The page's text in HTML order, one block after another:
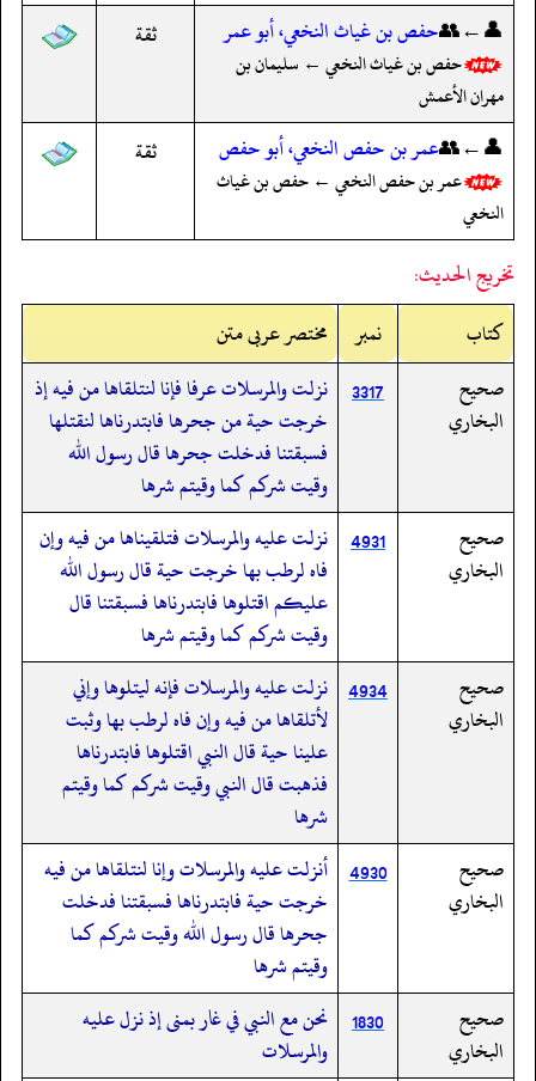
👤←👥حفص بن غياث النخعي، أبو عمر
حفص بن غياث النخعي ← سليمان بن
مهران الأعمش
ثقة
👤←👥عمر بن حفص النخعي، أبو حفص
عمر بن حفص النخعي ← حفص بن غياث
النخعي
ثقة
تخريج الحديث:
کتاب
نمبر
مختصر عربی متن
صحيح
البخاري
3317
نزلت والمرسلات عرفا فإنا لنتلقاها من فيه إذ
خرجت حية من جحرها فابتدرناها لنقتلها
فسبقتنا فدخلت جحرها قال رسول الله
وقيت شركم كما وقيتم شرها
صحيح
البخاري
4931 نزلت عليه والمرسلات فتلقيناها من فيه وإن
فاه لرطب بها خرجت حية قال رسول الله
عليكم اقتلوها فابتدرناها فسبقتنا قال
وقيت شركم كما وقيتم شرها
صحيح
البخاري
4934 نزلت عليه والمرسلات فإنه ليتلوها وإني
لأتلقاها من فيه وإن فاه لرطب بها وثبت
علينا حية قال النبي اقتلوها فابتدرناها
فذهبت قال النبي وقيت شركم كما وقيتم
شرها
صحيح
البخاري
4930 أنزلت عليه والمرسلات وإنا لنتلقاها من فيه
خرجت حية فابتدرناها فسبقتنا فدخلت
جحرها قال رسول الله وقيت شركم كما
وقيتم شرها
صحيح
البخاري
1830
نحن مع النبي في غار بمنى إذ نزل عليه
والمرسلات